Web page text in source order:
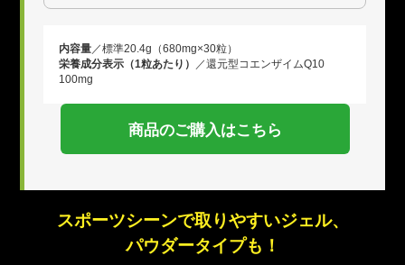
内容量 ／標準20.4g（680mg×30粒）
栄養成分表示（1粒あたり）
／還元型コエンザイムQ10
100mg
商品のご購入はこちら
スポーツシーンで取りやすいジェル、
パウダータイプも！